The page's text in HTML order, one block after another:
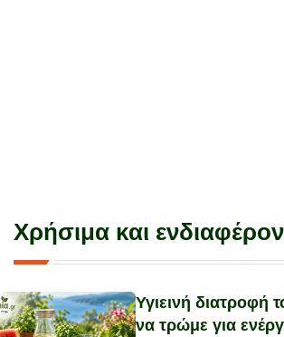
Χρήσιμα και
Υγιεινή διατροφή
να τρώμε για